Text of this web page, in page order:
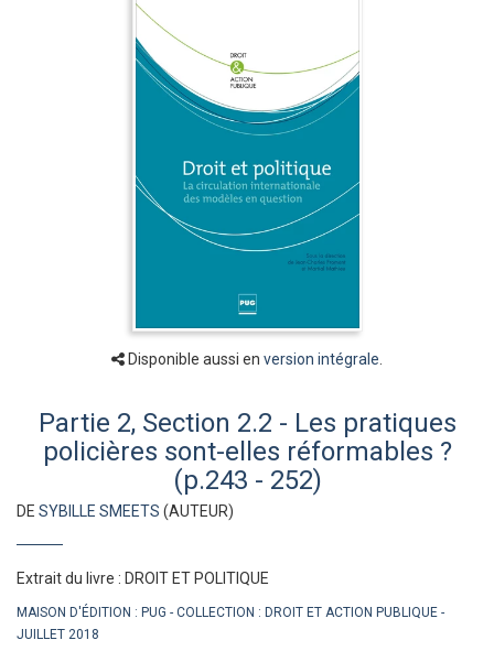
Disponible aussi en version intégrale
Partie 2, Section 2.2 - Les pratiques
policières sont-elles réformables ?
(p.243 - 252)
DE SYBILLE SMEETS (AUTEUR)
Extrait du livre : DROIT ET POLITIQUE
MAISON D'ÉDITION : PUG COLLECTION : DROIT ET ACTION PUBLIQUE
JUILLET 2018